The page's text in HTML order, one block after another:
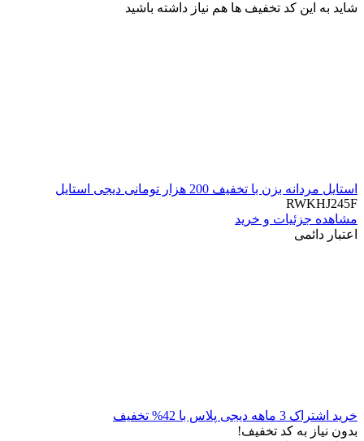
شاید به این کد تخفیف ها هم نیاز داشته باشید
استایل مردانه بزن با تخفیف 200 هزار تومانی دیجی استایل
RWKHJ245F
مشاهده جزئیات و خرید
اعتبار دائمی
خرید اشتراک 3 ماهه دیجی پلاس با 42% تخفیف
بدون نیاز به کد تخفیف!